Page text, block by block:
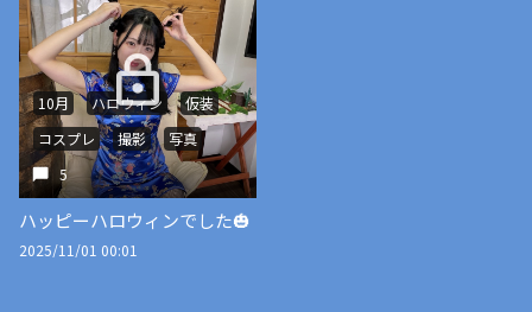
10月 ハロウィン
仮装
コスプレ
撮影
写真
5
ハッピーハロウィンでした🎃
2025/11/01 00:01